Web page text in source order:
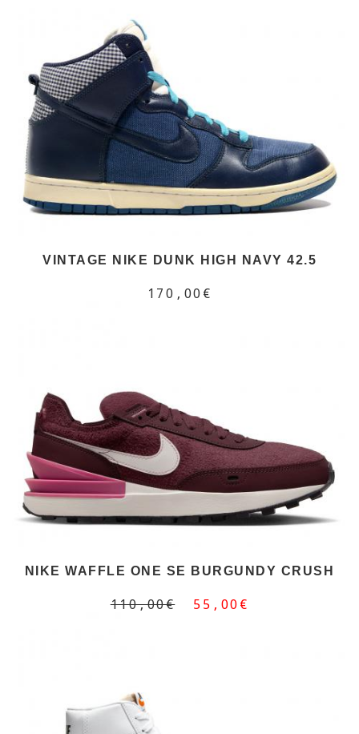
VINTAGE NIKE DUNK HIGH NAVY 42.5
170,00€
NIKE WAFFLE ONE SE BURGUNDY CRUSH
110,00€ 55,00€